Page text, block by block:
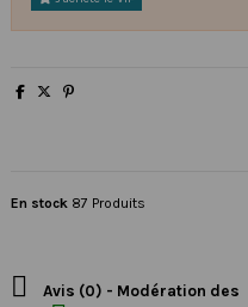
En stock 87 Produits
 Avis (0) - Modération des